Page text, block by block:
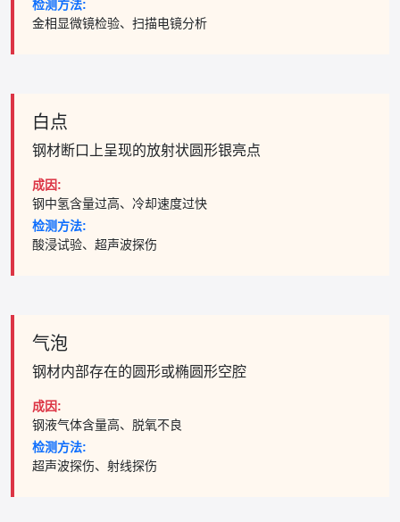
检测方法:
金相显微镜检验、扫描电镜分析
白点
钢材断口上呈现的放射状圆形银亮点
成因:
钢中氢含量过高、冷却速度过快
检测方法:
酸浸试验、超声波探伤
气泡
钢材内部存在的圆形或椭圆形空腔
成因:
钢液气体含量高、脱氧不良
检测方法:
超声波探伤、射线探伤